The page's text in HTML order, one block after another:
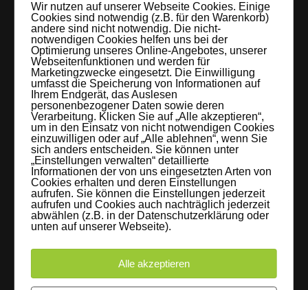
braucht: Technik, Platz, Couch und Kaffee. Folgt uns!
Letzte Beiträge
60 Jahre WG UNITAS eG [Scholz & Heinz]
9. Oktober 2017
FLAMINGOCAT Premium Collection [Susann
Jehnichen]
24. Juli 2017
5. Juli 2017
Wir nutzen auf unserer Webseite Cookies. Einige
Cookies sind notwendig (z.B. für den Warenkorb)
andere sind nicht notwendig. Die nicht-
notwendigen Cookies helfen uns bei der
Optimierung unseres Online-Angebotes, unserer
Webseitenfunktionen und werden für
Marketingzwecke eingesetzt. Die Einwilligung
umfasst die Speicherung von Informationen auf
Ihrem Endgerät, das Auslesen
personenbezogener Daten sowie deren
Verarbeitung. Klicken Sie auf „Alle akzeptieren“,
um in den Einsatz von nicht notwendigen Cookies
einzuwilligen oder auf „Alle ablehnen“, wenn Sie
sich anders entscheiden. Sie können unter
„Einstellungen verwalten“ detaillierte
Informationen der von uns eingesetzten Arten von
Cookies erhalten und deren Einstellungen
aufrufen. Sie können die Einstellungen jederzeit
aufrufen und Cookies auch nachträglich jederzeit
abwählen (z.B. in der Datenschutzerklärung oder
unten auf unserer Webseite).
Alle akzeptieren